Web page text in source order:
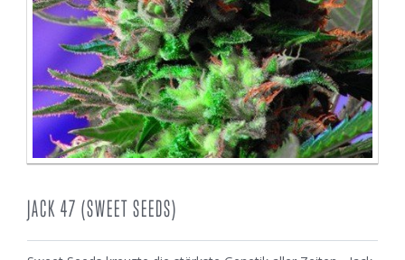
JACK 47 (SWEET SEEDS)